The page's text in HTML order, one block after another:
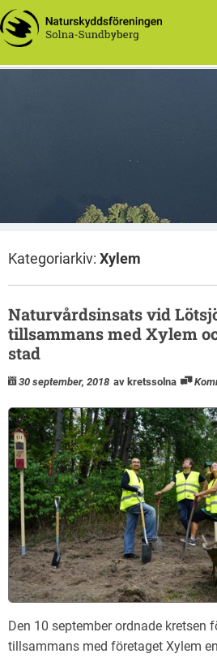
Kategoriarkiv: Xylem
Naturvårdsinsats vid
tillsammans med Xylem
stad
30 september, 2018 av kretssolna
Den 10 september ordnade kretsen
tillsammans med företaget Xylem